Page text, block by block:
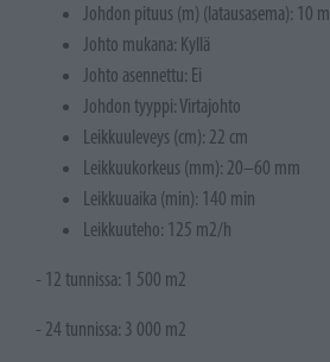
Johdon pituus (m) (latausasema): 10 m
Johto mukana: Kyllä
Johto asennettu: Ei
Johdon tyyppi: Virtajohto
Leikkuuleveys (cm): 22 cm
Leikkuukorkeus (mm): 20–60 mm
Leikkuuaika (min): 140 min
Leikkuuteho: 125 m2/h
- 12 tunnissa: 1 500 m2
- 24 tunnissa: 3 000 m2